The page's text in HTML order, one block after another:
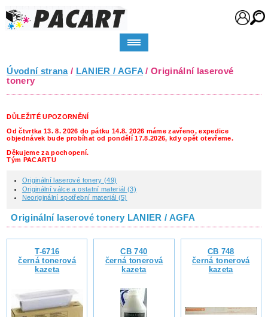
Úvodní strana/ LANIER / AGFA/ Originální laserové
tonery
DŮLEŽITÉ UPOZORNĚNÍ
Od čtvrtka 13. 8. 2026 do pátku 14.8. 2026 máme zavřeno, expedice
objednávek bude probíhat od pondělí 17.8.2026, kdy opět otevřeme.
Děkujeme za pochopení.
Tým PACARTU
Originální laserové tonery (49)
Originální válce a ostatní materiál (3)
Neoriginální spotřební materiál (5)
Originální laserové tonery LANIER / AGFA
T-6716
černá tonerová
kazeta
CB 740
černá tonerová
kazeta
CB 748
černá tonerová
kazeta